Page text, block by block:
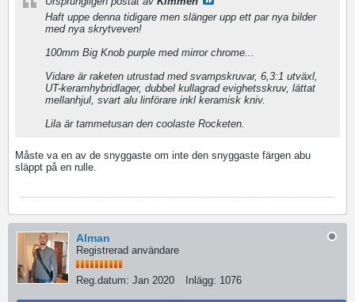
Haft uppe denna tidigare men slänger upp ett par nya bilder
med nya skrytveven!
100mm Big Knob purple med mirror chrome...
Vidare är raketen utrustad med svampskruvar, 6,3:1 utväxl,
UT-keramhybridlager, dubbel kullagrad evighetsskruv, lättat
mellanhjul, svart alu linförare inkl keramisk kniv.
Lila är tammetusan den coolaste Rocketen.
Måste va en av de snyggaste om inte den snyggaste färgen abu
släppt på en rulle.
Alman
Registrerad användare
Reg.datum: Jan 2020 Inlägg: 1076